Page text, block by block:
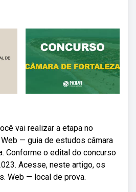
vai realizar a etapa no
— guia de estudos câmara
Conforme o edital do concurso
Acesse, neste artigo, os
Web — local de prova.